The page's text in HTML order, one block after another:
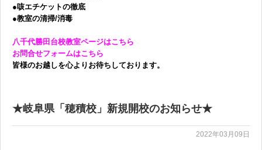
●咳エチケットの徹底
●教室の清掃/消毒
八千代勝田台校教室ページはこちら
お問合せフォームはこちら
皆様のお越しを心よりお待ちしております。
★岐阜県「穂積校」新規開校のお知らせ★
2022年03月09日